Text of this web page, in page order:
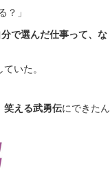
？」
分で選んだ仕事って、な
いた。
笑える武勇伝にできたん